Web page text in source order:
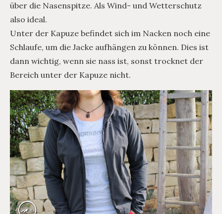
über die Nasenspitze. Als Wind- und Wetterschutz
also ideal.
Unter der Kapuze befindet sich im Nacken noch eine
Schlaufe, um die Jacke aufhängen zu können. Dies ist
dann wichtig, wenn sie nass ist, sonst trocknet der
Bereich unter der Kapuze nicht.